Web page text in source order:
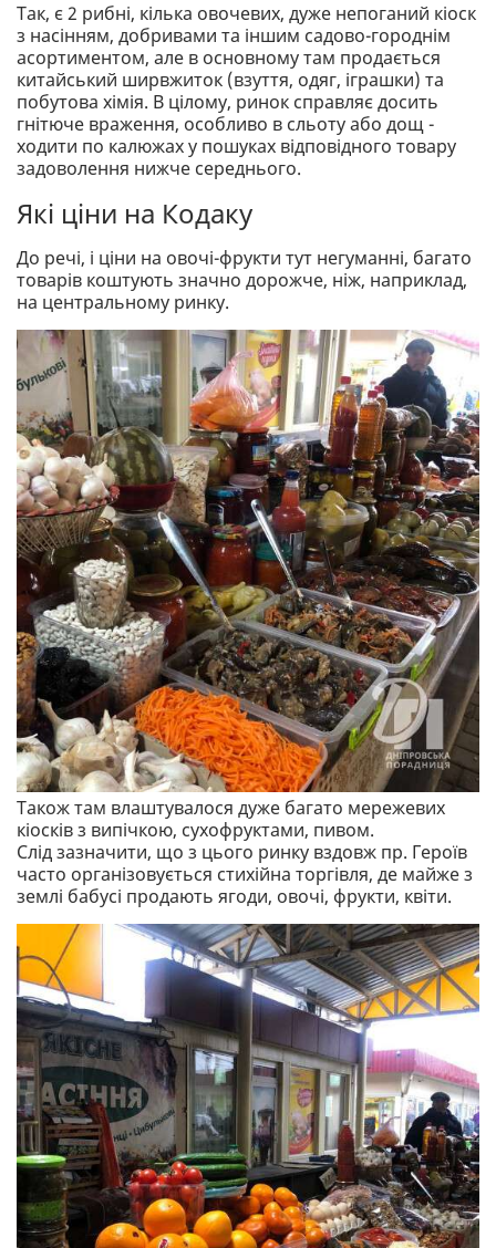
Так, є 2 рибні, кілька овочевих, дуже непоганий кіоск
з насінням, добривами та іншим садово-городнім
асортиментом, але в основному там продається
китайський ширвжиток (взуття, одяг, іграшки) та
побутова хімія. В цілому, ринок справляє досить
гнітюче враження, особливо в сльоту або дощ -
ходити по калюжах у пошуках відповідного товару
задоволення нижче середнього.
Які ціни на Кодаку
До речі, і ціни на овочі-фрукти тут негуманні, багато
товарів коштують значно дорожче, ніж, наприклад,
на центральному ринку.
Також там влаштувалося дуже багато мережевих
кіосків з випічкою, сухофруктами, пивом.
Слід зазначити, що з цього ринку вздовж пр. Героїв
часто організовується стихійна торгівля, де майже з
землі бабусі продають ягоди, овочі, фрукти, квіти.